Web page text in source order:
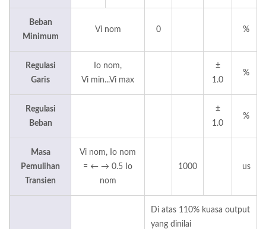
Beban
Minimum
Vi nom 0 %
Regulasi
Garis
Io nom,
Vi min...Vi max
±
1.0
%
Regulasi
Beban
±
1.0
%
Masa
Pemulihan
Transien
Vi nom, Io nom
= ← → 0.5 Io
nom
1000 us
Di atas 110% kuasa output
yang dinilai